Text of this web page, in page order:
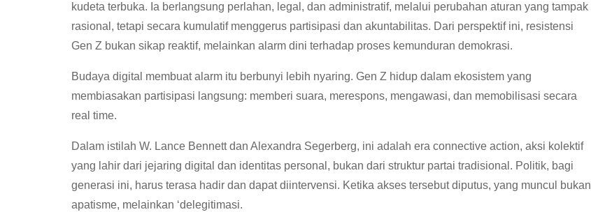
kudeta terbuka. Ia berlangsung perlahan, legal, dan administratif, melalui perubahan aturan yang tampak
rasional, tetapi secara kumulatif menggerus partisipasi dan akuntabilitas. Dari perspektif ini, resistensi
Gen Z bukan sikap reaktif, melainkan alarm dini terhadap proses kemunduran demokrasi.
Budaya digital membuat alarm itu berbunyi lebih nyaring. Gen Z hidup dalam ekosistem yang
membiasakan partisipasi langsung: memberi suara, merespons, mengawasi, dan memobilisasi secara
real time.
Dalam istilah W. Lance Bennett dan Alexandra Segerberg, ini adalah era connective action, aksi kolektif
yang lahir dari jejaring digital dan identitas personal, bukan dari struktur partai tradisional. Politik, bagi
generasi ini, harus terasa hadir dan dapat diintervensi. Ketika akses tersebut diputus, yang muncul bukan
apatisme, melainkan ‘delegitimasi.